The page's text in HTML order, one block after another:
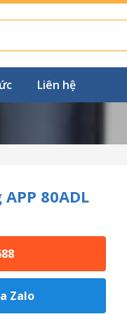
Liên hệ
80ADL
Zalo